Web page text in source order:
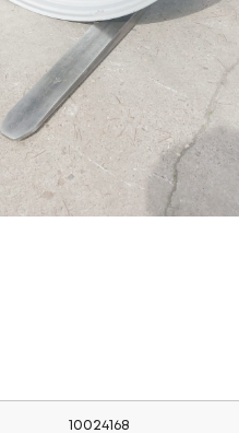
10024168